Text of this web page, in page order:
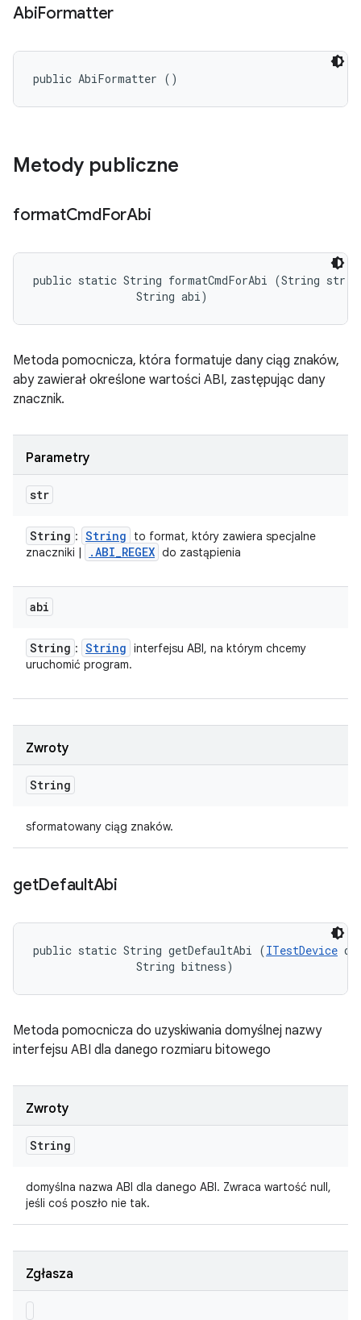
AbiFormatter
public AbiFormatter ()
Metody publiczne
formatCmdForAbi
public static String formatCmdForAbi (String str,
                String abi)
Metoda pomocnicza, która formatuje dany ciąg znaków,
aby zawierał określone wartości ABI, zastępując dany
znacznik.
Parametry
str
String : String
to format, który zawiera specjalne
znaczniki |
.ABI_REGEX do zastąpienia
abi
String : String interfejsu ABI, na którym chcemy
uruchomić program.
Zwroty
String
sformatowany ciąg znaków.
getDefaultAbi
public static String getDefaultAbi (ITestDevice
                String bitness)
Metoda pomocnicza do uzyskiwania domyślnej nazwy
interfejsu ABI dla danego rozmiaru bitowego
Zwroty
String
domyślna nazwa ABI dla danego ABI. Zwraca wartość null,
jeśli coś poszło nie tak.
Zgłasza